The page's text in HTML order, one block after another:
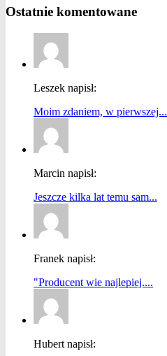
Ostatnie komentowane
Leszek napisł:
Moim zdaniem, w pierwszej...
Marcin napisł:
Jeszcze kilka lat temu sam...
Franek napisł:
"Producent wie najlepiej....
Hubert napisł: